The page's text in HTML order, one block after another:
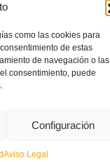
como las cookies para
de estas
de navegación o las
consentimiento, puede
Configuración
Aviso Legal